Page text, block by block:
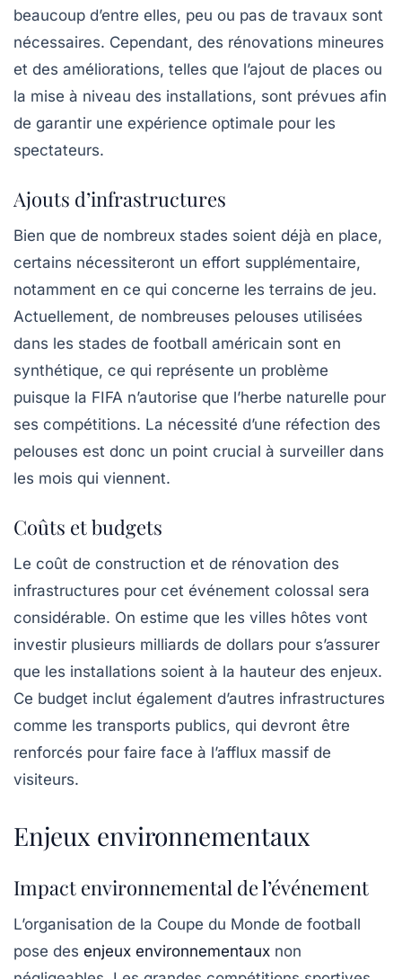
beaucoup d’entre elles, peu ou pas de travaux sont
nécessaires. Cependant, des rénovations mineures
et des améliorations, telles que l’ajout de places ou
la mise à niveau des installations, sont prévues afin
de garantir une expérience optimale pour les
spectateurs.
Ajouts d’infrastructures
Bien que de nombreux stades soient déjà en place,
certains nécessiteront un effort supplémentaire,
notamment en ce qui concerne les terrains de jeu.
Actuellement, de nombreuses pelouses utilisées
dans les stades de football américain sont en
synthétique, ce qui représente un problème
puisque la FIFA n’autorise que l’herbe naturelle pour
ses compétitions. La nécessité d’une réfection des
pelouses est donc un point crucial à surveiller dans
les mois qui viennent.
Coûts et budgets
Le coût de construction et de rénovation des
infrastructures pour cet événement colossal sera
considérable. On estime que les villes hôtes vont
investir plusieurs milliards de dollars pour s’assurer
que les installations soient à la hauteur des enjeux.
Ce budget inclut également d’autres infrastructures
comme les transports publics, qui devront être
renforcés pour faire face à l’afflux massif de
visiteurs.
Enjeux environnementaux
Impact environnemental de l’événement
L’organisation de la Coupe du Monde de football
pose des enjeux environnementaux non